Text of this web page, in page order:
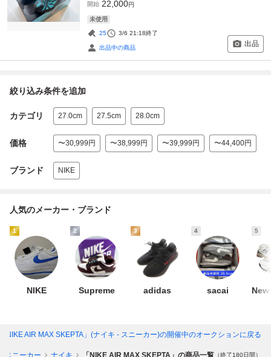
開始 22,000円
未使用
25 3/6 21:18終了
出品中の商品 出品
絞り込み条件を追加
カテゴリ 27.0cm 27.5cm 28.0cm
価格 〜30,999円 〜38,999円 〜39,999円 〜44,400円
ブランド NIKE
人気のメーカー・ブランド
1
NIKE
2
Supreme
3
adidas
4
sacai
5
NIKE AIR MAX SKEPTA」(ナイキ - スニーカー)の開催中のオークションに戻る
スニーカー ナイキ 「NIKE AIR MAX SKEPTA」の商品一覧 （終了180日間）